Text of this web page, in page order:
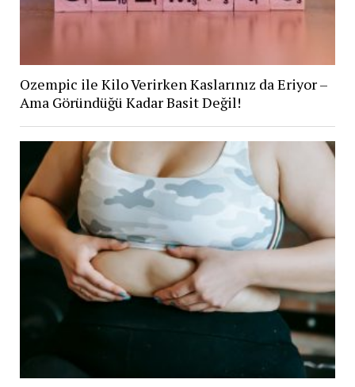
Ozempic ile Kilo Verirken Kaslarınız da Eriyor –
Ama Göründüğü Kadar Basit Değil!